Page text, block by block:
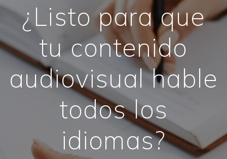
¿Listo para que
tu contenido
audiovisual hable
todos los
idiomas?